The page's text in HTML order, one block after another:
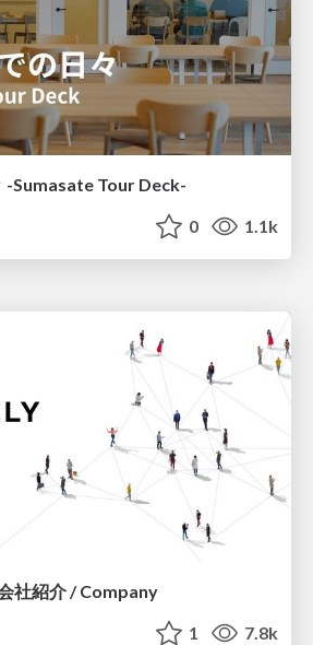
-Sumasate Tour Deck-
0 1.1k
社紹介 / Company
1 7.8k